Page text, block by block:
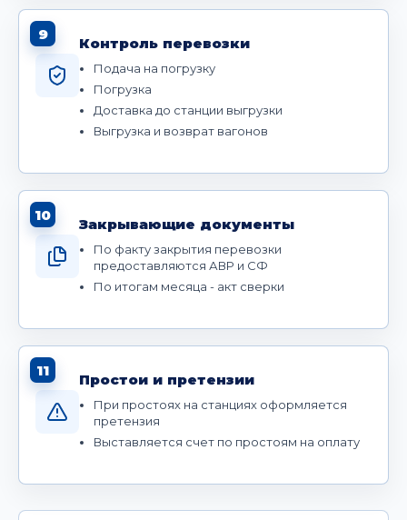
9
Контроль перевозки
Подача на погрузку
Погрузка
Доставка до станции выгрузки
Выгрузка и возврат вагонов
10
Закрывающие документы
По факту закрытия перевозки
предоставляются АВР и СФ
По итогам месяца - акт сверки
11
Простои и претензии
При простоях на станциях оформляется
претензия
Выставляется счет по простоям на оплату